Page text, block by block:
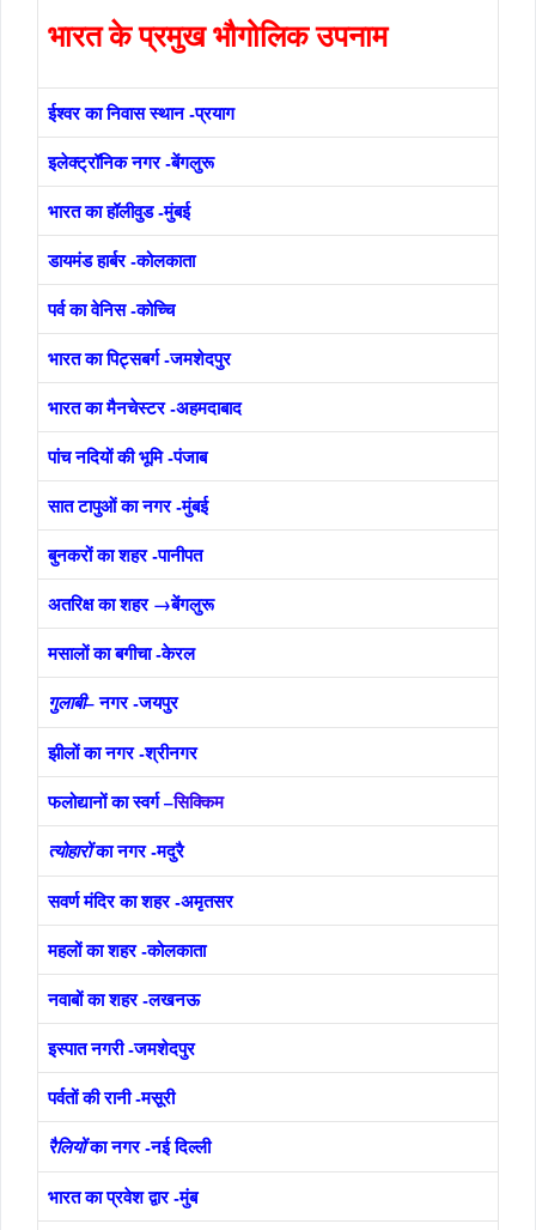
भारत के प्रमुख भौगोलिक उपनाम
ईश्वर का निवास स्थान -प्रयाग
इलेक्ट्रॉनिक नगर -बेंगलुरू
भारत का हॉलीवुड -मुंबई
डायमंड हार्बर -कोलकाता
पर्व का वेनिस -कोच्चि
भारत का पिट्सबर्ग -जमशेदपुर
भारत का मैनचेस्टर -अहमदाबाद
पांच नदियों की भूमि -पंजाब
सात टापुओं का नगर -मुंबई
बुनकरोंका शहर -पानीपत
अतरिक्ष का शहर →बेंगलुरू
मसालों का बगीचा -केरल
गुलाबी– नगर -जयपुर
झीलों का नगर -श्रीनगर
फलोद्यानों का स्वर्ग –सिक्किम
त्योहारोंका नगर -मदुरै
सवर्ण मंदिर का शहर -अमृतसर
महलों का शहर -कोलकाता
नवाबों का शहर -लखनऊ
इस्पात नगरी -जमशेदपुर
पर्वतों की रानी -मसूरी
रैलियोंका नगर -नई दिल्ली
भारत का प्रवेश द्वार -मुंब